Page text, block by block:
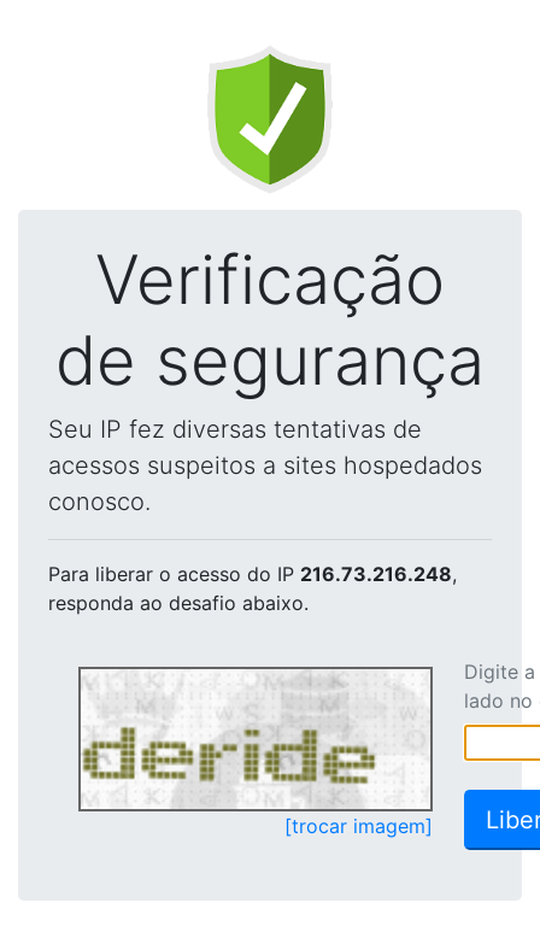
Verificação
de segurança
Seu IP fez diversas tentativas de
acessos suspeitos a sites hospedados
conosco.
Para liberar o acesso do IP 216.73.216.248,
responda ao desafio abaixo.
[trocar imagem]
Digite
lado no